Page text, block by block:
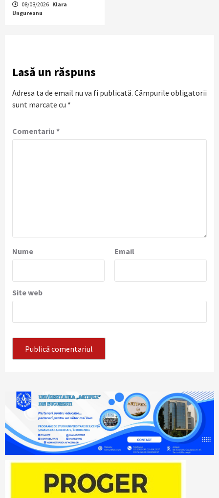
08/08/2026 Klara
Ungureanu
Lasă un răspuns
Adresa ta de email nu va fi publicată. Câmpurile obligatorii
sunt marcate cu *
Comentariu *
Nume Email
Site web